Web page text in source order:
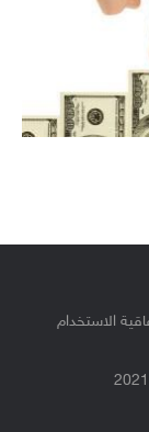
الاستخدام